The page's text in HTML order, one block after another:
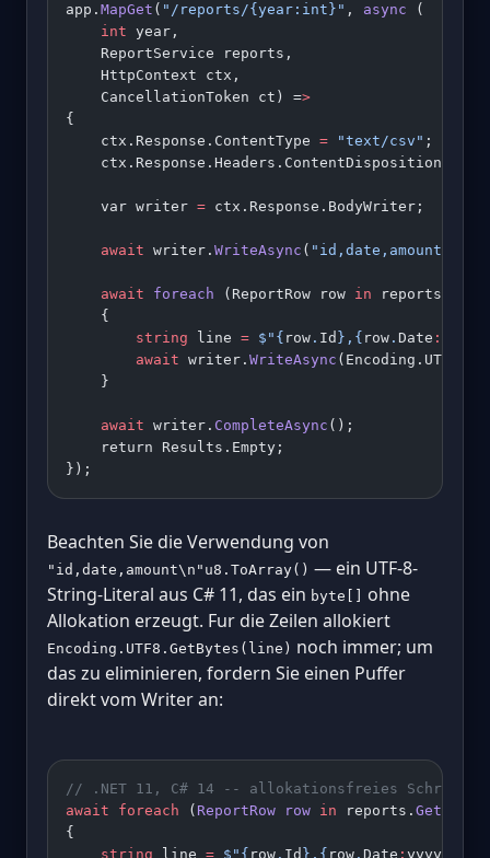
app. MapGet ( "/reports/{year:int}" , async (
    int
year,
    ReportService reports,
    HttpContext ctx,
    CancellationToken ct) =
>
{
    ctx.Response.ContentType
= "text/csv" ;
    ctx.Response.Headers.ContentDisposition
    var writer
= ctx.Response.BodyWriter;
    await
writer. WriteAsync ( "id,date,amount
    await
foreach (ReportRow row in reports.
    {
        string
line = $" { row . Id } , { row . Date :
        await
writer. WriteAsync (Encoding.UTF8.
    }
    await
writer. CompleteAsync ();
    return Results.Empty;
});
Beachten Sie die Verwendung von
"id,date,amount\n"u8.ToArray() — ein UTF-8-
String-Literal aus C# 11, das ein byte[]
ohne
Allokation erzeugt. Fur die Zeilen allokiert
Encoding.UTF8.GetBytes(line) noch immer; um
das zu eliminieren, fordern Sie einen Puffer
direkt vom Writer an:
// .NET 11, C# 14 -- allokationsfreies Schreiben
await foreach ( ReportRow row in reports.
{
    string
line = $" { row . Id } , { row . Date : yyyy